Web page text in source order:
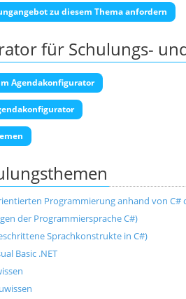
zu diesem Thema anfordern
für Schulungs-
Agendakonfigurator
Programmierung anhand von C#
der Programmiersprache C#)
Sprachkonstrukte in C#)
Basic .NET